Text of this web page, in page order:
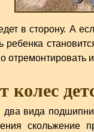
в сторону. А
ребенка
отремонтировать
колес
вида
скольжение